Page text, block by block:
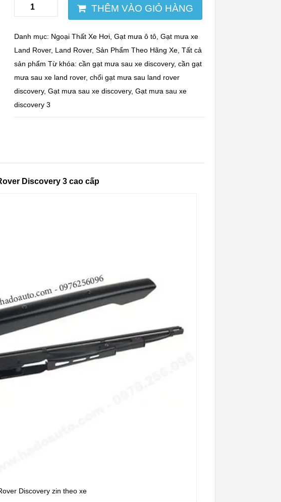
THÊM VÀO GIỎ HÀNG
Danh mục: Ngoại Thất Xe Hơi ,Gạt mưa ô tô ,Gạt mưa xe
Land Rover, Land Rover,Sản Phẩm Theo Hãng Xe ,Tất cả
sản phẩm Từ khóa:cần gạt mưa sau xe discovery,cần gạt
mưa sau xe land rover,chổi gạt mưa sau land rover
discovery,Gạt mưa sau xe discovery,Gạt mưa sau xe
discovery 3
Discovery 3 cao cấp
Discovery zin theo xe